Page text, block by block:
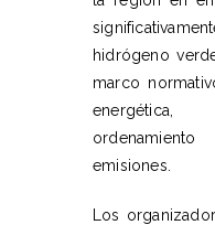
hidrógeno
marco
energética,
emisiones.
Los